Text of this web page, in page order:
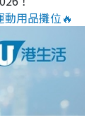
用品攤位🔥